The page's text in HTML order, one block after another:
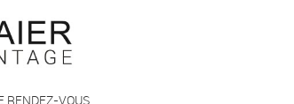
RENDEZ-VOUS